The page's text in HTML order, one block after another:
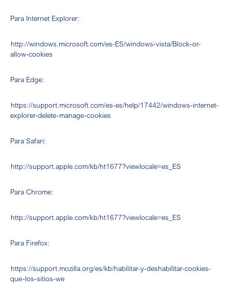
Para Internet Explorer:
http://windows.microsoft.com/es-ES/windows-vista/Block-or-
allow-cookies
Para Edge:
https://support.microsoft.com/es-es/help/17442/windows-internet-
explorer-delete-manage-cookies
Para Safari:
http://support.apple.com/kb/ht1677?viewlocale=es_ES
Para Chrome:
http://support.apple.com/kb/ht1677?viewlocale=es_ES
Para Firefox:
https://support.mozilla.org/es/kb/habilitar-y-deshabilitar-cookies-
que-los-sitios-we